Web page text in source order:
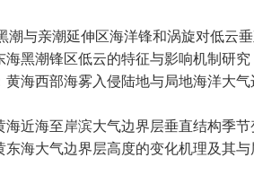
潮与亲潮延伸区海洋锋和涡旋对低云
海黑潮锋区低云的特征与影响机制研究
黄海西部海雾入侵陆地与局地海洋大
海近海至岸滨大气边界层垂直结构季
东海大气边界层高度的变化机理及其与